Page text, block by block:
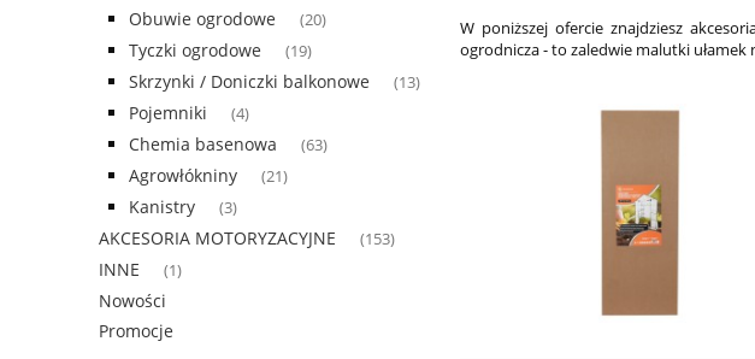
Obuwie ogrodowe (20)
Tyczki ogrodowe (19)
Skrzynki / Doniczki balkonowe (13)
Pojemniki (4)
Chemia basenowa (63)
Agrowłókniny (21)
Kanistry (3)
AKCESORIA MOTORYZACYJNE (153)
INNE (1)
Nowości
Promocje
W poniższej ofercie znajdziesz
ogrodnicza - to zaledwie malutki